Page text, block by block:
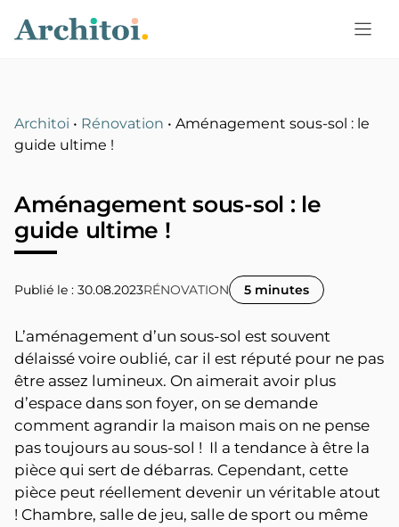
Architoi • Rénovation •Aménagement sous-sol : le
guide ultime !
Aménagement sous-sol : le
guide ultime !
Publié le : 30.08.2023RÉNOVATION 5 minutes
L’aménagement d’un sous-sol est souvent
délaissé voire oublié, car il est réputé pour ne pas
être assez lumineux. On aimerait avoir plus
d’espace dans son foyer, on se demande
comment agrandir la maison mais on ne pense
pas toujours au sous-sol ! Il a tendance à être la
pièce qui sert de débarras. Cependant, cette
pièce peut réellement devenir un véritable atout
! Chambre, salle de jeu, salle de sport ou même